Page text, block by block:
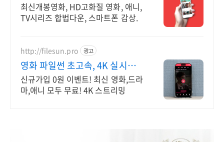
최신개봉영화, HD고화질 영화, 애니,
TV시리즈 합법다운, 스마트폰 감상.
http://filesun.pro 광고
영화 파일썬 초고속, 4K 실시간
보기!
신규가입 0원 이벤트! 최신 영화,드라
마,애니 모두 무료! 4K 스트리밍